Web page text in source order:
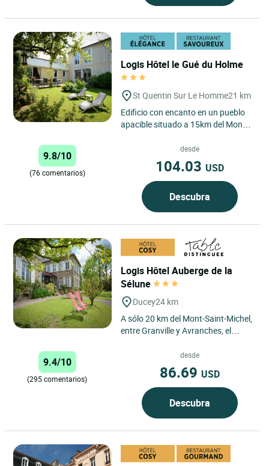
Logis Hôtel le Gué du Holme
St Quentin Sur Le Homme21 km
Edificio con encanto en un pueblo
apacible situado a 15km del Monte
y cocina cuidadosamente...
9.8/10
(76 comentarios)
desde
104.03 USD
Descubra
Logis Hôtel Auberge de la
Sélune
Ducey24 km
A sólo 20 km del Mont-Saint-Michel,
entre Granville y Avranches, el
habitaciones tranquilas...
9.4/10
(295 comentarios)
desde
86.69 USD
Descubra